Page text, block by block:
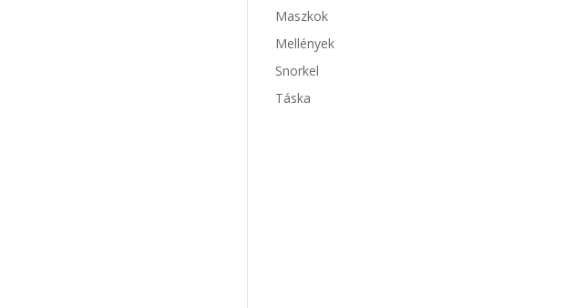
Maszkok
Mellények
Snorkel
Táska